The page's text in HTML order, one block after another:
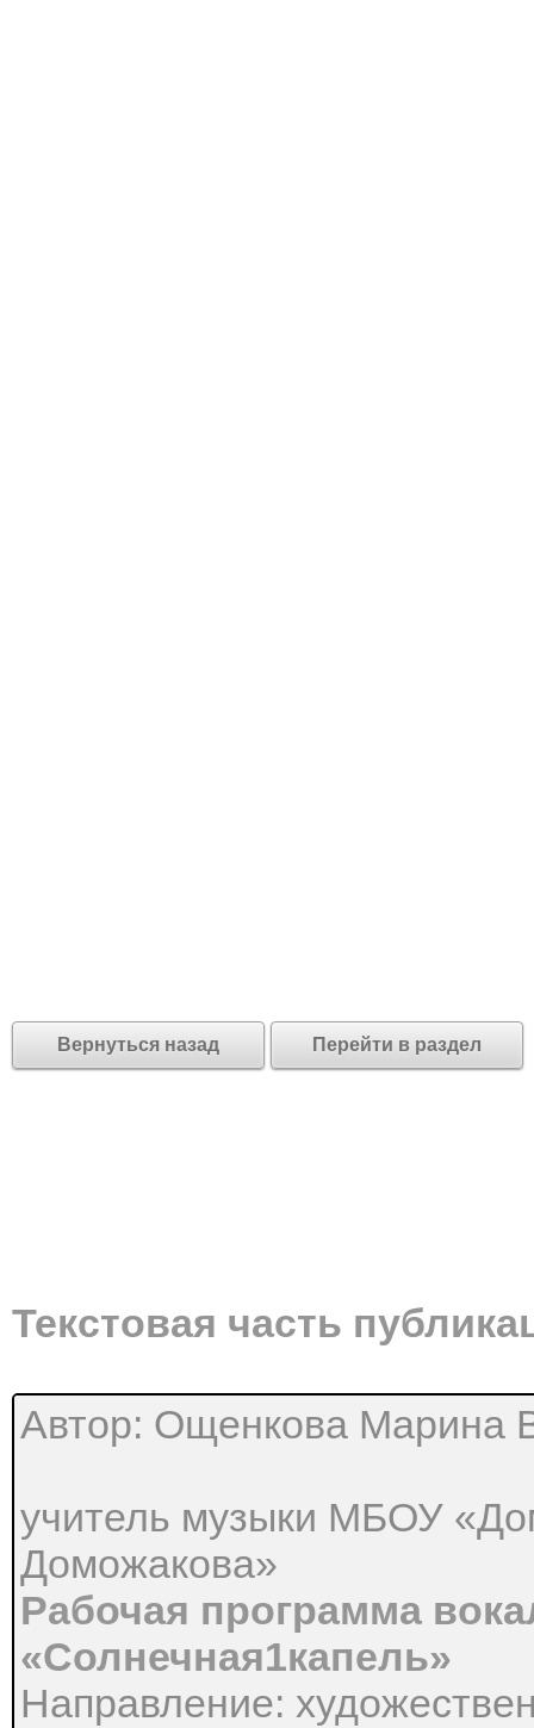
Вернуться назад Перейти в раздел
Текстовая часть
Автор: Ощенкова Марина
учитель музыки МБОУ
Доможакова»
Рабочая программа
«Солнечная1капель»
Направление: